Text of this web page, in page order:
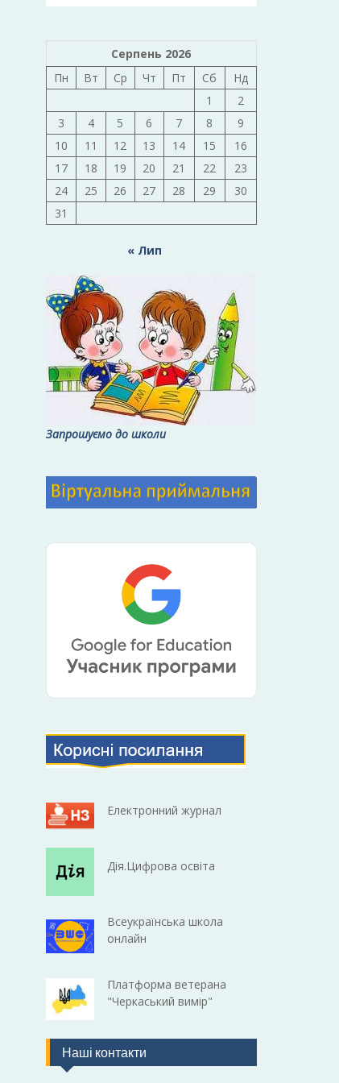
Серпень 2026
Пн
Вт Ср Чт Пт Сб
Нд
1
2
3
4 5 6 7 8
9
10
11 12 13 14 15
16
17
18 19 20 21 22
23
24
25 26 27 28 29
30
31
« Лип
Запрошуємо до школи
Електронний журнал
Дія.Цифрова освіта
Всеукраїнська школа
онлайн
Платформа ветерана
"Черкаський вимір"
Наші контакти